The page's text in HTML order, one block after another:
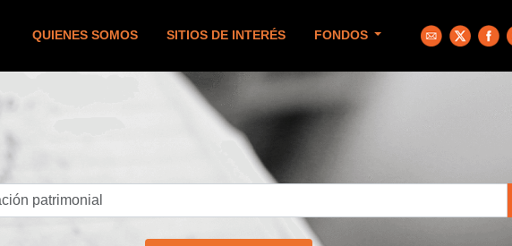
QUIENES SOMOS SITIOS DE INTERÉS FONDOS